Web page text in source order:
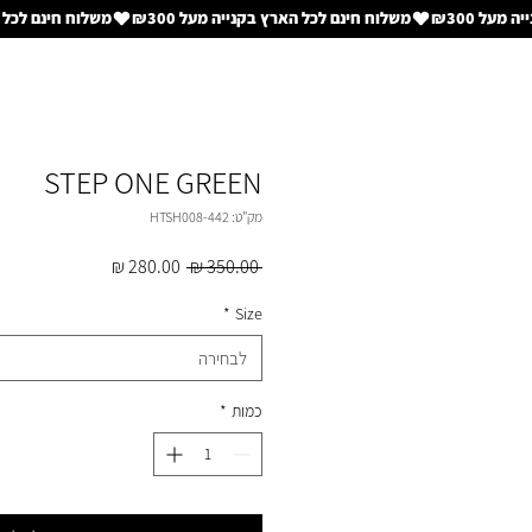
STEP ONE GREEN
מק"ט: HTSH008-442
‏350.00 ‏₪
מחיר
Size
*
לבחירה
כמות *